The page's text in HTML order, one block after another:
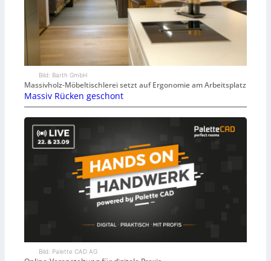
Bild: Barth GmbH
Massivholz-Möbeltischlerei setzt auf Ergonomie am Arbeitsplatz
Massiv Rücken geschont
Bild: Palette CAD AG